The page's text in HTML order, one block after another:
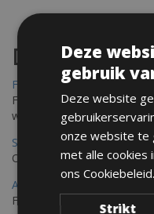
Destinations
Frejus Fietsverhuur
Fréjus en Saint-Raphaël
worden omringd door het
Saint Raphael Fietsverhuur
Ontdek Saint Raphael,
Ajaccio Fietsverhuur
Fietsen in Ajaccio, gelegen
Deze
gebruik
Deze website
onze website te
met alle cookies
ons Cookiebeleid.
Strikt